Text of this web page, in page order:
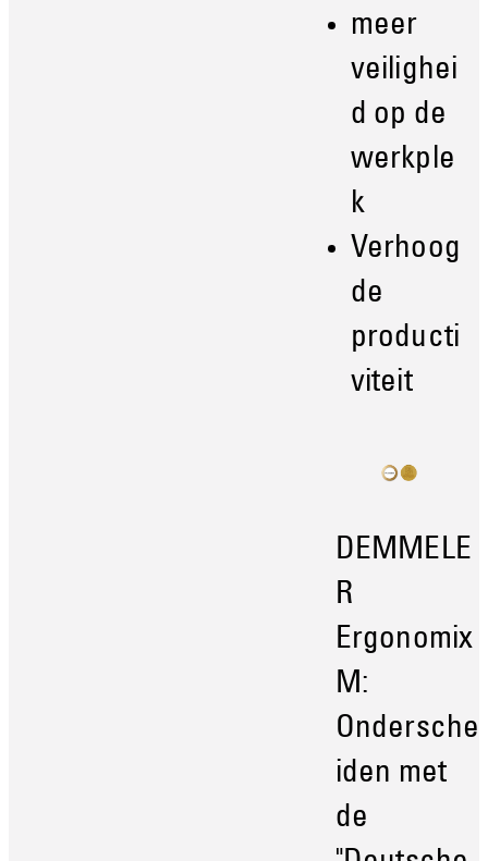
meer
veilighei
d op de
werkple
k
Verhoog
de
producti
viteit
DEMMELE
R
Ergonomix
M:
Ondersche
iden met
de